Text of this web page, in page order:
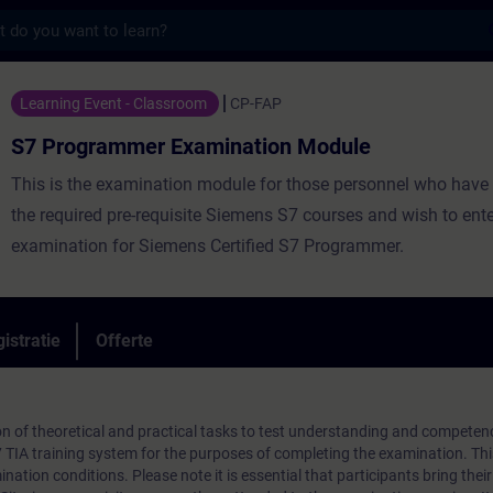
Examination Module - Training -
Learning Event - Classroom CP-FAP
S7 Programmer Examination Module
This is the examination module for those personnel who have
the required pre-requisite Siemens S7 courses and wish to
examination for Siemens Certified S7 Programmer.
Offerte
of theoretical and practical tasks to test understanding and
training system for the purposes of completing the examination.
conditions. Please note it is essential that participants bring